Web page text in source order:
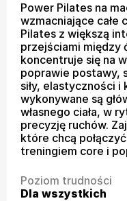
Power Pilates na
wzmacniające całe
Pilates z większą
przejściami między
koncentruje się na
poprawie postawy,
siły, elastyczności
wykonywane są
własnego ciała, w
precyzję ruchów.
które chcą
treningiem core i
Poziom trudności
Dla wszystkich